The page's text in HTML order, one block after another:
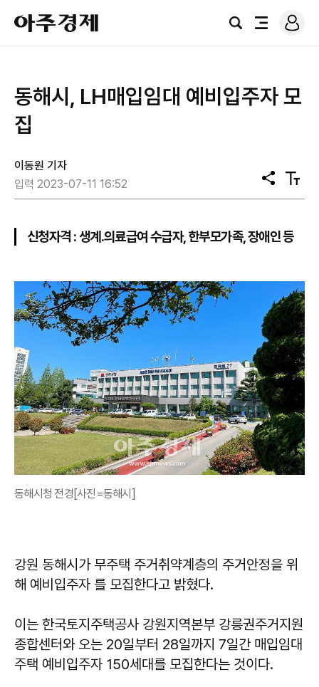
아
주
경
검
전
로
그
동해시, LH매입임대 예비입주자 모
집
이동원 기자
입력 2023-07-11 16:52
공
유
텍
스
기
신청자격 : 생계․의료급여 수급자, 한부모가족, 장애인 등
동해시청 전경[사진=동해시]
강원 동해시가 무주택 주거취약계층의 주거안정을 위
해 예비입주자 를 모집한다고 밝혔다.
이는 한국토지주택공사 강원지역본부 강릉권주거지원
종합센터와 오는 20일부터 28일까지 7일간 매입임대
주택 예비입주자 150세대를 모집한다는 것이다.